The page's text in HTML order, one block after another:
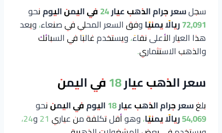
سجلسعر جرام الذهب عيار 24 في اليمن اليوم
نحو
72,091 ريالًا يمنيًا
وفق السعر المحلي في صنعاء، ويعد
هذا العيار الأعلى نقاءً، ويستخدم غالبًا في السبائك
والذهب الاستثماري.
سعر الذهب عيار 18 في اليمن
بلغسعر جرام الذهب عيار 18 اليوم في اليمن
نحو
54,069 ريالًا يمنيًا
، وهو أقل تكلفة من عياري 21 و24،